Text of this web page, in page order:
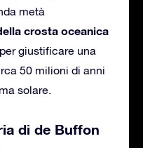
metà
crosta oceanica
per giustificare una
50 milioni di anni
solare.
di de Buffon